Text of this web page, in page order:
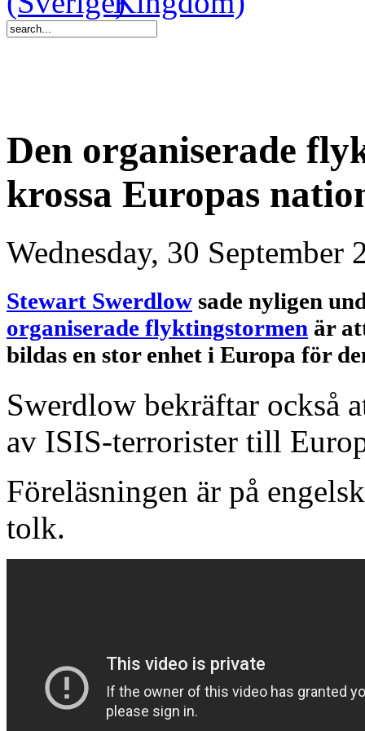
Den organiserade
krossa Europas
Wednesday, 30 September
Stewart Swerdlow sade nyligen
organiserade flyktingstormen är
bildas en stor enhet i Europa för
Swerdlow bekräftar också
av ISIS-terrorister till
Föreläsningen är på
tolk.